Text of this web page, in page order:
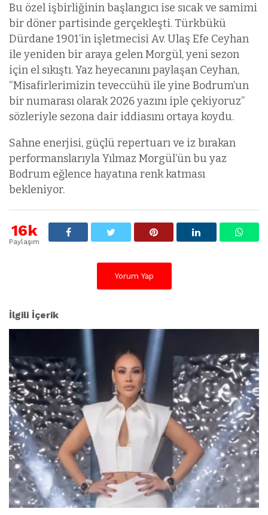
Bu özel işbirliğinin başlangıcı ise sıcak ve samimi
bir döner partisinde gerçekleşti. Türkbükü
Dürdane 1901’in işletmecisi Av. Ulaş Efe Ceyhan
ile yeniden bir araya gelen Morgül, yeni sezon
için el sıkıştı. Yaz heyecanını paylaşan Ceyhan,
“Misafirlerimizin teveccühü ile yine Bodrum’un
bir numarası olarak 2026 yazını iple çekiyoruz”
sözleriyle sezona dair iddiasını ortaya koydu.
Sahne enerjisi, güçlü repertuarı ve iz bırakan
performanslarıyla Yılmaz Morgül’ün bu yaz
Bodrum eğlence hayatına renk katması
bekleniyor.
16k
Paylaşım
Yorum Yap
İlgili İçerik